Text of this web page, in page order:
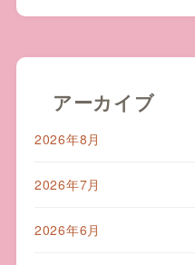
アーカイブ
2026年8月
2026年7月
2026年6月